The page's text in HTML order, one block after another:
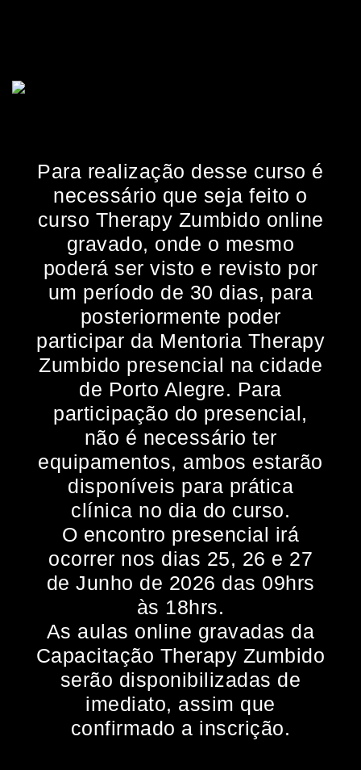
Para realização desse curso é
necessário que seja feito o
curso Therapy Zumbido online
gravado, onde o mesmo
poderá ser visto e revisto por
um período de 30 dias, para
posteriormente poder
participar da Mentoria Therapy
Zumbido presencial na cidade
de Porto Alegre. Para
participação do presencial,
não é necessário ter
equipamentos, ambos estarão
disponíveis para prática
clínica no dia do curso.
O encontro presencial irá
ocorrer nos dias 25, 26 e 27
de Junho de 2026 das 09hrs
às 18hrs.
As aulas online gravadas da
Capacitação Therapy Zumbido
serão disponibilizadas de
imediato, assim que
confirmado a inscrição.